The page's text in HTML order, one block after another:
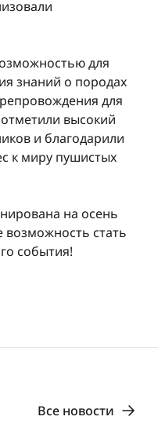
для
знаний о породах
для
высокий
и благодарили
к миру пушистых
на осень
возможность стать
события!
Все новости